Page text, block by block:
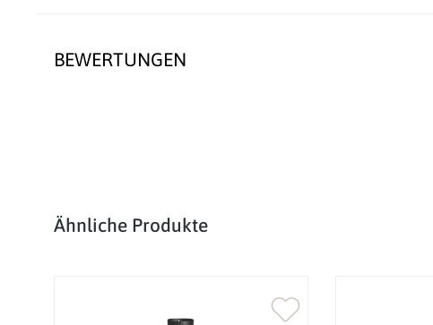
BEWERTUNGEN
Produktgalerie überspringen
Ähnliche Produkte